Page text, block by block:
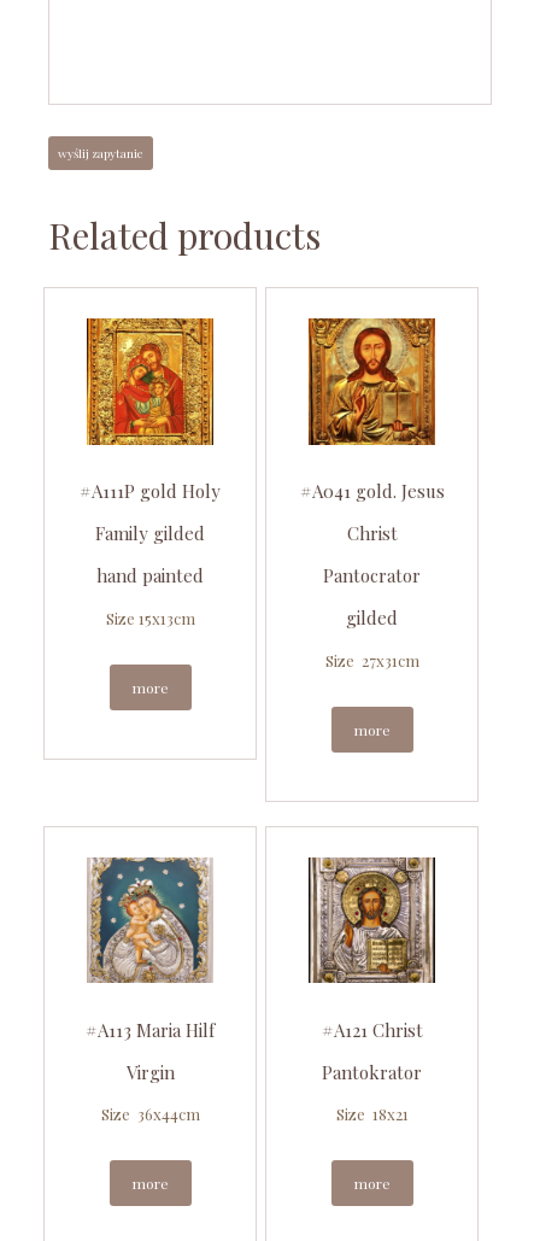
Related products
#A111P gold Holy
Family gilded
hand painted
Size 15x13cm
more
#A041 gold. Jesus
Christ
Pantocrator
gilded
Size 27x31cm
more
#A113 Maria Hilf
Virgin
Size 36x44cm
more
#A121 Christ
Pantokrator
Size 18x21
more